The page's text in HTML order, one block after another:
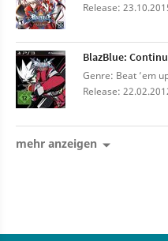
Release:
BlazBlue:
Genre: Beat ’em
Release:
mehr anzeigen